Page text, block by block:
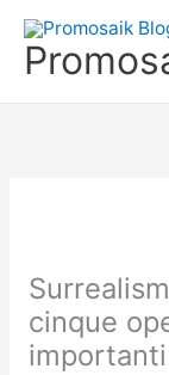
Skip
content
cinque
importanti